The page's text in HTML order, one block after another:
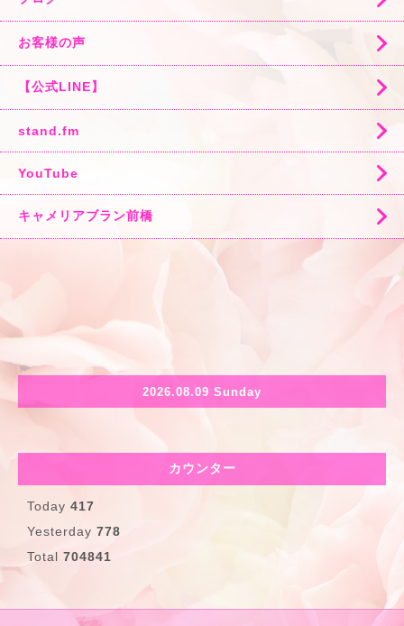
お客様の声
【公式LINE】
stand.fm
YouTube
キャメリアブラン前橋
2026.08.09 Sunday
カウンター
Today 417
Yesterday 778
Total 704841